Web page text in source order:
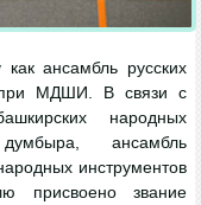
ансамбль русских
при МДШИ. В связи с
народных
ансамбль
инструментов
присвоено звание